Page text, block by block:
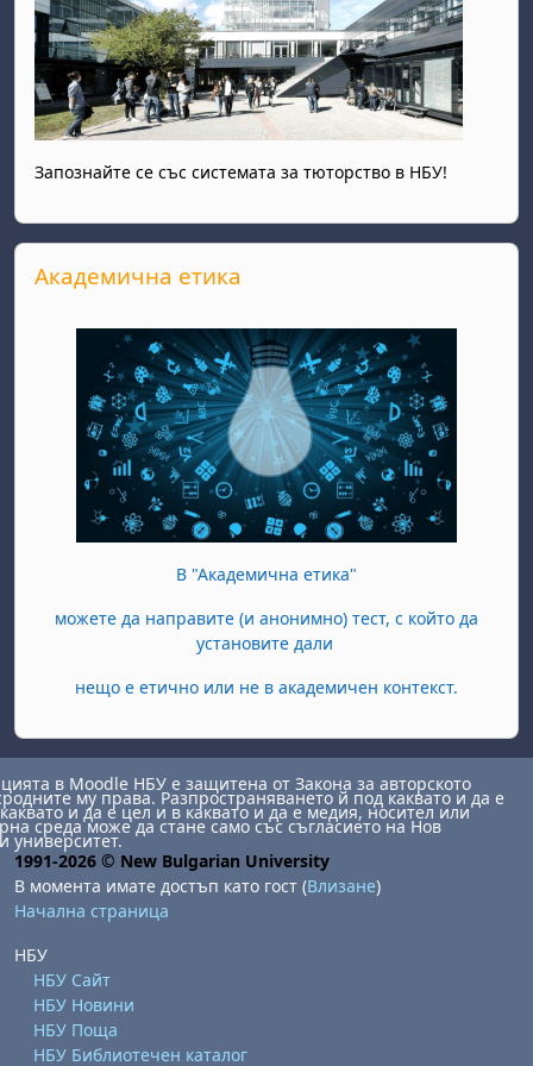
Запознайте се със системата за тюторство в НБУ!
Прескочи Академична етика
Академична етика
В "Академична етика"
можете да направите (и анонимно) тест, с който да
установите дали
нещо е етично или не в академичен контекст.
в Moodle НБУ е защитена от Закона за авторското
му права. Разпространяването й под каквато и да е
и да е цел и в каквато и да е медия, носител или
среда може да стане само със съгласието на Нов
университет.
1991-2026 © New Bulgarian University
В момента имате достъп като гост (Влизане)
Начална страница
НБУ
НБУ Сайт
НБУ Новини
НБУ Поща
НБУ Библиотечен каталог